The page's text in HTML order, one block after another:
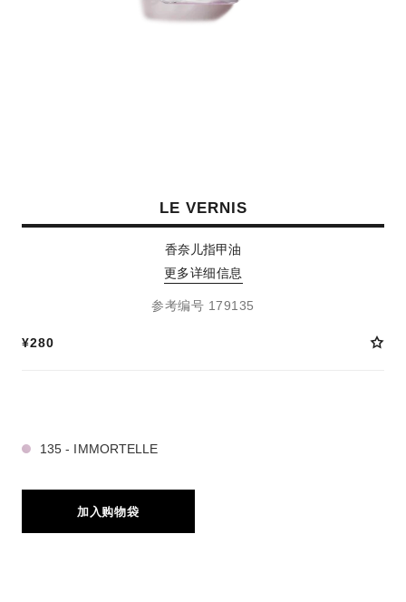
LE VERNIS
香奈儿指甲油
更多详细信息
参考编号 179135
¥280
135 - IMMORTELLE
加入购物袋